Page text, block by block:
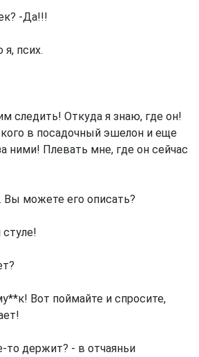
-Да!!!
псих.
следить! Откуда я знаю, где он!
кого в посадочный эшелон и еще
ними! Плевать мне, где он сейчас
Вы можете его описать?
Вот поймайте и спросите,
то держит? - в отчаяньи